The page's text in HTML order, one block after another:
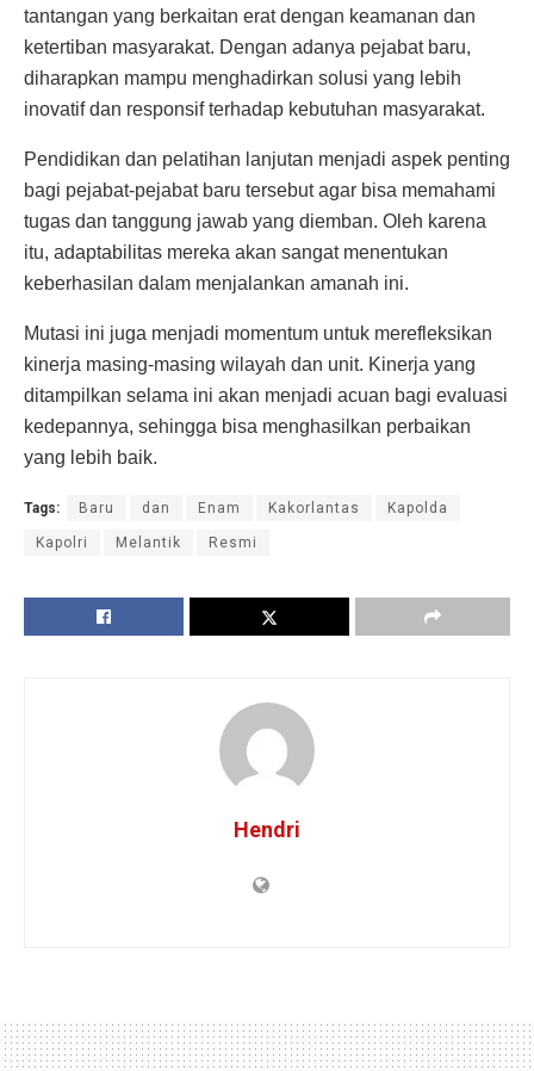
tantangan yang berkaitan erat dengan keamanan dan
ketertiban masyarakat. Dengan adanya pejabat baru,
diharapkan mampu menghadirkan solusi yang lebih
inovatif dan responsif terhadap kebutuhan masyarakat.
Pendidikan dan pelatihan lanjutan menjadi aspek penting
bagi pejabat-pejabat baru tersebut agar bisa memahami
tugas dan tanggung jawab yang diemban. Oleh karena
itu, adaptabilitas mereka akan sangat menentukan
keberhasilan dalam menjalankan amanah ini.
Mutasi ini juga menjadi momentum untuk merefleksikan
kinerja masing-masing wilayah dan unit. Kinerja yang
ditampilkan selama ini akan menjadi acuan bagi evaluasi
kedepannya, sehingga bisa menghasilkan perbaikan
yang lebih baik.
Tags: Baru dan Enam Kakorlantas Kapolda
Kapolri Melantik Resmi
Hendri